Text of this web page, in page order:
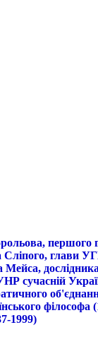
Сліпого, глави
сучасній
філософа
1999)